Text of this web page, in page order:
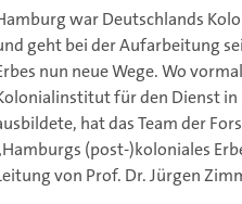
war Deutschlands
geht bei der Aufarbeitung
nun neue Wege. Wo
für den Dienst in
hat das Team der
(post-)koloniales
von Prof. Dr. Jürgen